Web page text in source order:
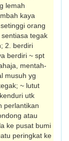
lemah
kaya
orang
tegak
2. berdiri
berdiri ~ spt
mentah-
musuh yg
~ lutut
utk
perlantikan
atau
ke pusat bumi
peringkat ke